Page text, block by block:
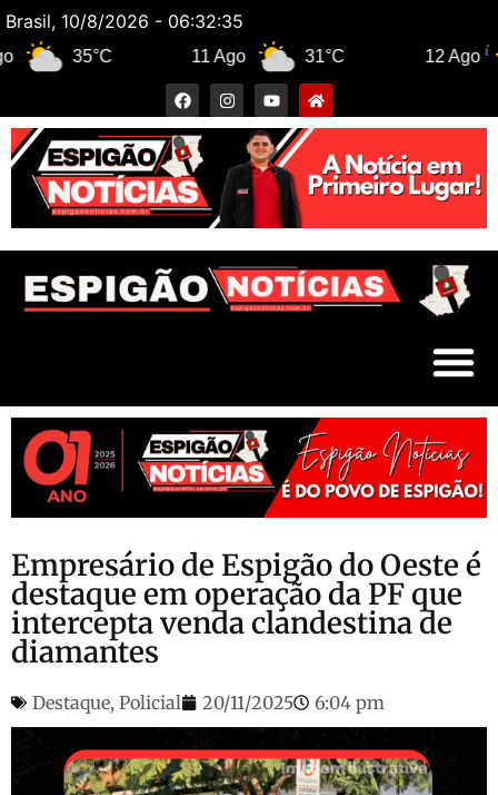
Brasil, 10/8/2026 - 06:32:36
35°C 31°C
Empresário de Espigão do Oeste é
destaque em operação da PF que
intercepta venda clandestina de
diamantes
Destaque, Policial 20/11/2025 6:04 pm